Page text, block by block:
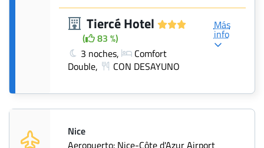
Tiercé Hotel
(
83 %)
3 noches,
Comfort
Double,
CON DESAYUNO
Más
info
Nice
Aeropuerto: Nice-Côte d'Azur Airport